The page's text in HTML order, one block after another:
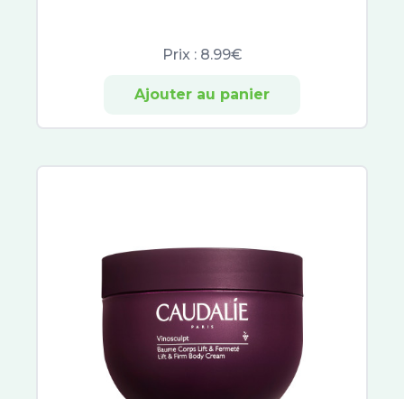
Topicrem
Santé Verte
Décontractant Musculaire
Granions
Therascience
Immubio
Ouate
Prix : 8.99€
Ajouter au panier